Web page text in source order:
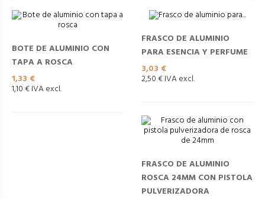
BOTE DE ALUMINIO CON
TAPA A ROSCA
Precio
1,33 €
1,10 € IVA excl.
FRASCO DE ALUMINIO
PARA ESENCIA Y PERFUME
Precio
3,03 €
2,50 € IVA excl.
FRASCO DE ALUMINIO
ROSCA 24MM CON PISTOLA
PULVERIZADORA